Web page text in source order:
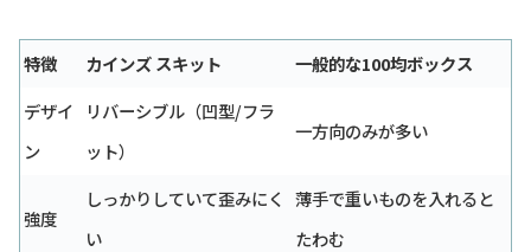
特徴 カインズ スキット
一般的な100均ボックス
デザイ
ン
リバーシブル（凹型/フラ
ット）
一方向のみが多い
強度
しっかりしていて歪みにく
い
薄手で重いものを入れると
たわむ